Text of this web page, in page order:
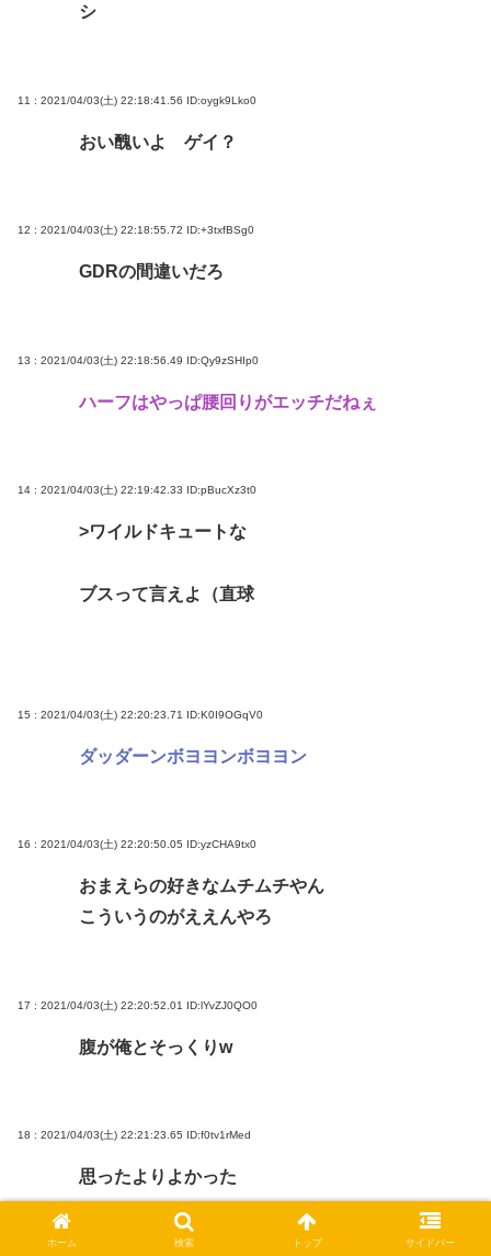
シ
11 : 2021/04/03(土) 22:18:41.56 ID:oygk9Lko0
おい醜いよ ゲイ？
12 : 2021/04/03(土) 22:18:55.72 ID:+3txfBSg0
GDRの間違いだろ
13 : 2021/04/03(土) 22:18:56.49 ID:Qy9zSHIp0
ハーフはやっぱ腰回りがエッチだねぇ
14 : 2021/04/03(土) 22:19:42.33 ID:pBucXz3t0
>ワイルドキュートな
ブスって言えよ（直球
15 : 2021/04/03(土) 22:20:23.71 ID:K0I9OGqV0
ダッダーンボヨヨンボヨヨン
16 : 2021/04/03(土) 22:20:50.05 ID:yzCHA9tx0
おまえらの好きなムチムチやん
こういうのがええんやろ
17 : 2021/04/03(土) 22:20:52.01 ID:lYvZJ0QO0
腹が俺とそっくりw
18 : 2021/04/03(土) 22:21:23.65 ID:f0tv1rMed
思ったよりよかった
ホーム 検索 トップ サイドバー